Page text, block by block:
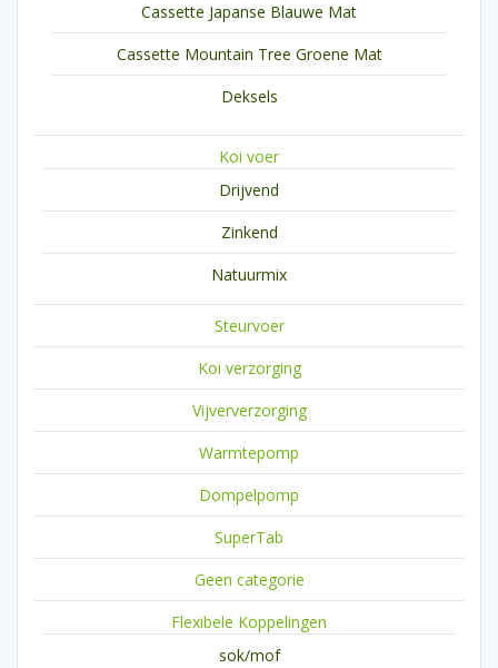
Cassette Japanse Blauwe Mat
Cassette Mountain Tree Groene Mat
Deksels
Koi voer
Drijvend
Zinkend
Natuurmix
Steurvoer
Koi verzorging
Vijververzorging
Warmtepomp
Dompelpomp
SuperTab
Geen categorie
Flexibele Koppelingen
sok/mof